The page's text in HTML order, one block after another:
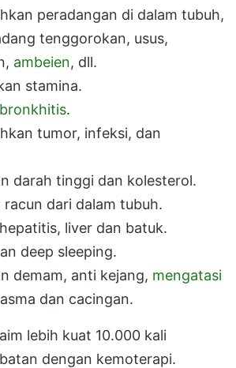
peradangan di dalam tubuh,
tenggorokan, usus,
ambeien, dll.
stamina.
.
tumor, infeksi, dan
darah tinggi dan kolesterol.
racun dari dalam tubuh.
liver dan batuk.
deep sleeping.
demam, anti kejang, mengatasi
dan cacingan.
lebih kuat 10.000 kali
dengan kemoterapi.